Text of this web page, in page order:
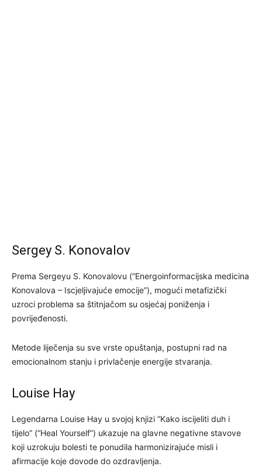
Sergey S. Konovalov
Prema Sergeyu S. Konovalovu (“Energoinformacijska medicina
Konovalova – Iscjeljivajuće emocije”), mogući metafizički
uzroci problema sa štitnjačom su osjećaj poniženja i
povrijeđenosti.
Metode liječenja su sve vrste opuštanja, postupni rad na
emocionalnom stanju i privlačenje energije stvaranja.
Louise Hay
Legendarna Louise Hay u svojoj knjizi “Kako iscijeliti duh i
tijelo” (“Heal Yourself”) ukazuje na glavne negativne stavove
koji uzrokuju bolesti te ponudila harmonizirajuće misli i
afirmacije koje dovode do ozdravljenja.